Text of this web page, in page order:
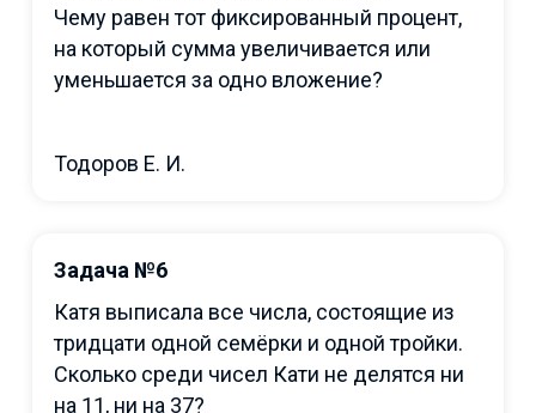
Чему равен тот фиксированный процент,
на который сумма увеличивается или
уменьшается за одно вложение?
Тодоров Е. И.
Задача №6
Катя выписала все числа, состоящие из
тридцати одной семёрки и одной тройки.
Сколько среди чисел Кати не делятся ни
на 11, ни на 37?